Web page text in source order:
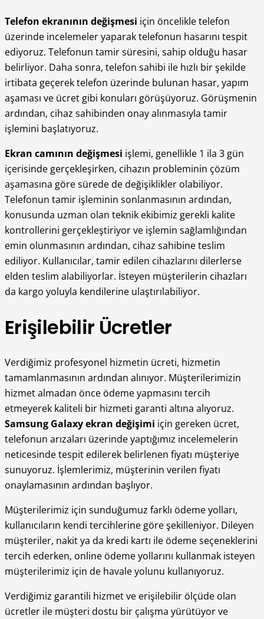
Telefon ekranının değişmesi için öncelikle telefon
üzerinde incelemeler yaparak telefonun hasarını tespit
ediyoruz. Telefonun tamir süresini, sahip olduğu hasar
belirliyor. Daha sonra, telefon sahibi ile hızlı bir şekilde
irtibata geçerek telefon üzerinde bulunan hasar, yapım
aşaması ve ücret gibi konuları görüşüyoruz. Görüşmenin
ardından, cihaz sahibinden onay alınmasıyla tamir
işlemini başlatıyoruz.
Ekran camının değişmesi işlemi, genellikle 1 ila 3 gün
içerisinde gerçekleşirken, cihazın probleminin çözüm
aşamasına göre sürede de değişiklikler olabiliyor.
Telefonun tamir işleminin sonlanmasının ardından,
konusunda uzman olan teknik ekibimiz gerekli kalite
kontrollerini gerçekleştiriyor ve işlemin sağlamlığından
emin olunmasının ardından, cihaz sahibine teslim
ediliyor. Kullanıcılar, tamir edilen cihazlarını dilerlerse
elden teslim alabiliyorlar. İsteyen müşterilerin cihazları
da kargo yoluyla kendilerine ulaştırılabiliyor.
Erişilebilir Ücretler
Verdiğimiz profesyonel hizmetin ücreti, hizmetin
tamamlanmasının ardından alınıyor. Müşterilerimizin
hizmet almadan önce ödeme yapmasını tercih
etmeyerek kaliteli bir hizmeti garanti altına alıyoruz.
Samsung Galaxy ekran değişimi için gereken ücret,
telefonun arızaları üzerinde yaptığımız incelemelerin
neticesinde tespit edilerek belirlenen fiyatı müşteriye
sunuyoruz. İşlemlerimiz, müşterinin verilen fiyatı
onaylamasının ardından başlıyor.
Müşterilerimiz için sunduğumuz farklı ödeme yolları,
kullanıcıların kendi tercihlerine göre şekilleniyor. Dileyen
müşteriler, nakit ya da kredi kartı ile ödeme seçeneklerini
tercih ederken, online ödeme yollarını kullanmak isteyen
müşterilerimiz için de havale yolunu kullanıyoruz.
Verdiğimiz garantili hizmet ve erişilebilir ölçüde olan
ücretler ile müşteri dostu bir çalışma yürütüyor ve